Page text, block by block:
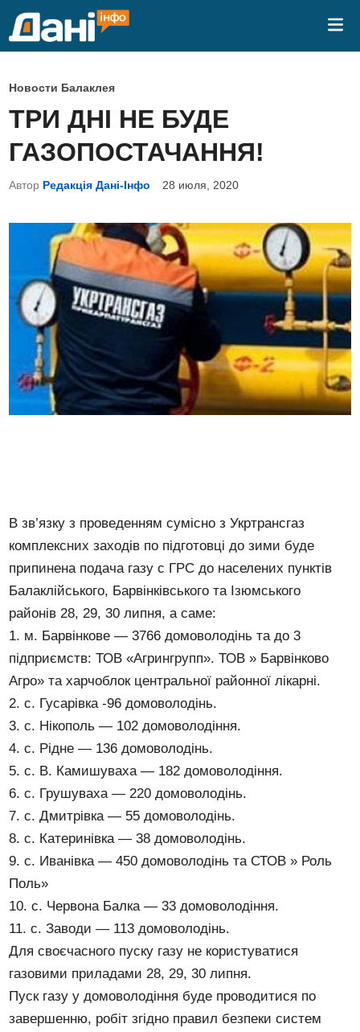
О
п
у
к
н
Новости Балаклея
ТРИ ДНІ НЕ БУДЕ
ГАЗОПОСТАЧАННЯ!
Автор Редакція Дані-Інфо 28 июля, 2020
В зв’язку з проведенням сумісно з Укртрансгаз
комплексних заходів по підготовці до зими буде
припинена подача газу с ГРС до населених пунктів
Балаклійського, Барвінківського та Ізюмського
районів 28, 29, 30 липня, а саме:
1. м. Барвінкове — 3766 домоволодінь та до 3
підприємств: ТОВ «Агрингрупп». ТОВ » Барвінково
Агро» та харчоблок центральної районної лікарні.
2. с. Гусарівка -96 домоволодінь.
3. с. Нікополь — 102 домоволодіння.
4. с. Рідне — 136 домоволодінь.
5. с. В. Камишуваха — 182 домоволодіння.
6. с. Грушуваха — 220 домоволодінь.
7. с. Дмитрівка — 55 домоволодінь.
8. с. Катеринівка — 38 домоволодінь.
9. с. Иванівка — 450 домоволодінь та СТОВ » Роль
Поль»
10. с. Червона Балка — 33 домоволодіння.
11. с. Заводи — 113 домоволодінь.
Для своєчасного пуску газу не користуватися
газовими приладами 28, 29, 30 липня.
Пуск газу у домоволодіння буде проводитися по
завершенню, робіт згідно правил безпеки систем